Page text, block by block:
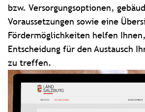
bzw. Versorgungsoptionen,
Voraussetzungen sowie eine
Fördermöglichkeiten helfen
Entscheidung für den Austausch
zu treffen.